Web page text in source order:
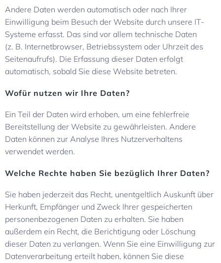
Andere Daten werden automatisch oder nach Ihrer
Einwilligung beim Besuch der Website durch unsere IT-
Systeme erfasst. Das sind vor allem technische Daten
(z. B. Internetbrowser, Betriebssystem oder Uhrzeit des
Seitenaufrufs). Die Erfassung dieser Daten erfolgt
automatisch, sobald Sie diese Website betreten.
Wofür nutzen wir Ihre Daten?
Ein Teil der Daten wird erhoben, um eine fehlerfreie
Bereitstellung der Website zu gewährleisten. Andere
Daten können zur Analyse Ihres Nutzerverhaltens
verwendet werden.
Welche Rechte haben Sie bezüglich Ihrer Daten?
Sie haben jederzeit das Recht, unentgeltlich Auskunft über
Herkunft, Empfänger und Zweck Ihrer gespeicherten
personenbezogenen Daten zu erhalten. Sie haben
außerdem ein Recht, die Berichtigung oder Löschung
dieser Daten zu verlangen. Wenn Sie eine Einwilligung zur
Datenverarbeitung erteilt haben, können Sie diese